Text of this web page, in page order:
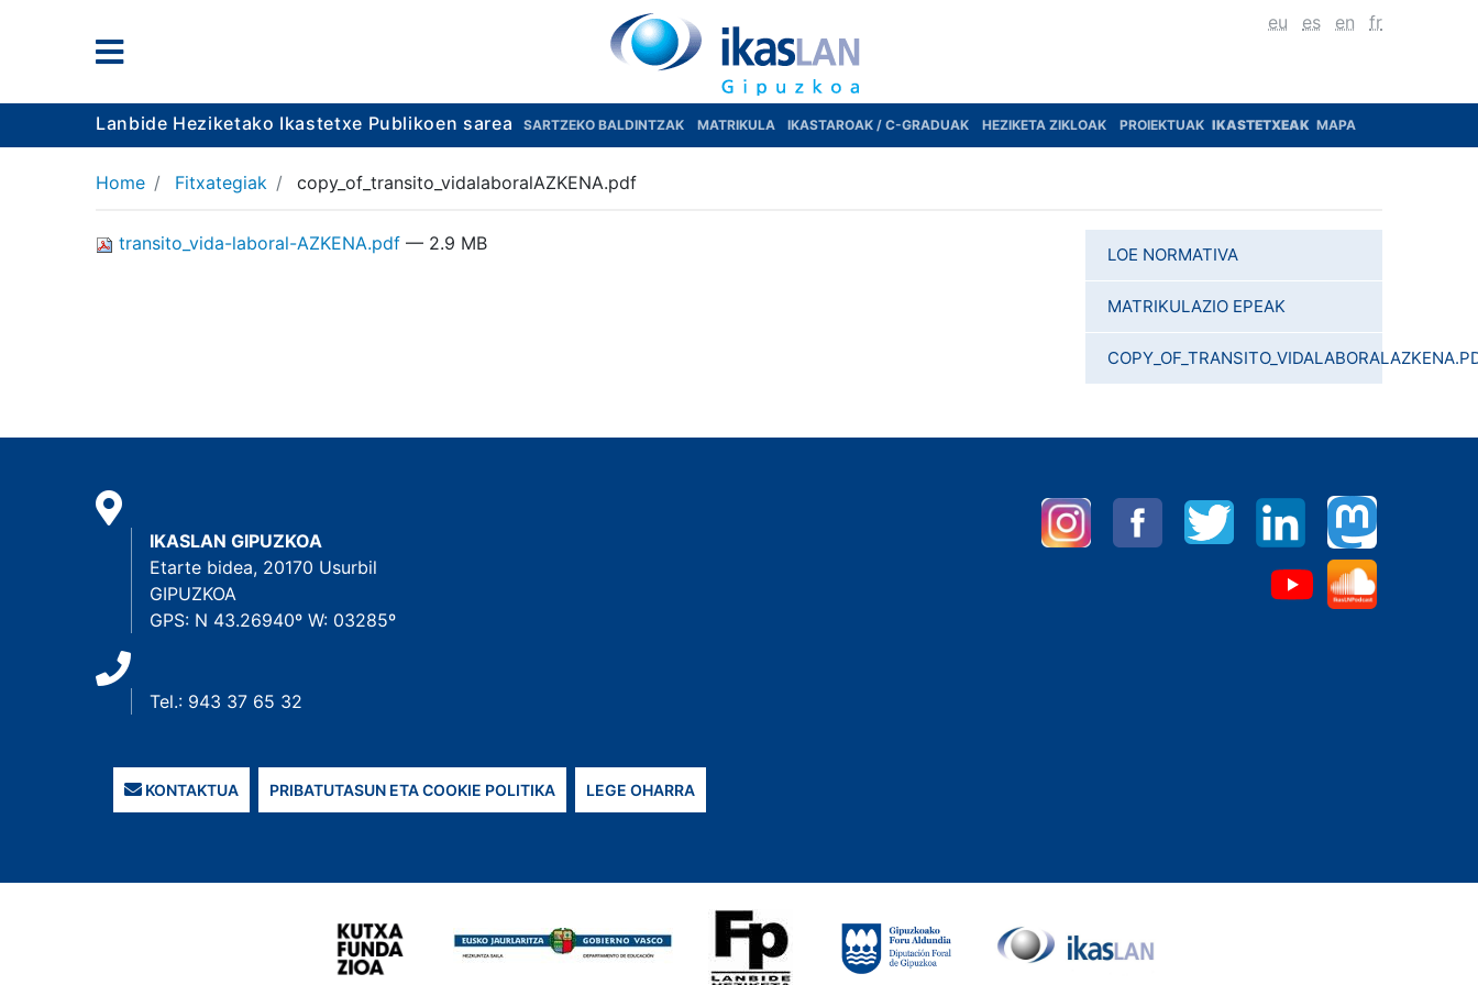
eu es en fr
Lanbide Heziketako Ikastetxe Publikoen sarea SARTZEKO BALDINTZAK MATRIKULA IKASTAROAK / C-GRADUAK HEZIKETA ZIKLOAK PROIEKTUAK IKASTETXEAK MAPA
Home Fitxategiak copy_of_transito_vidalaboralAZKENA.pdf
transito_vida-laboral-AZKENA.pdf — 2.9 MB
LOE NORMATIVA
MATRIKULAZIO EPEAK
IKASLAN GIPUZKOA
Etarte bidea, 20170 Usurbil
GIPUZKOA
GPS: N 43.26940º W: 03285º
Tel.: 943 37 65 32
KONTAKTUA PRIBATUTASUN ETA COOKIE POLITIKA LEGE OHARRA